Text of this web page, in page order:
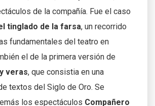
de la compañía. Fue el caso
tinglado de la farsa, un recorrido
fundamentales del teatro en
el de la primera versión de
veras, que consistia en una
textos del Siglo de Oro. Se
los espectáculos Compañero